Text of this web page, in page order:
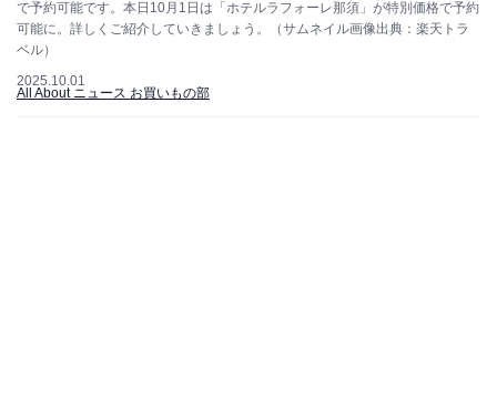
で予約可能です。本日10月1日は「ホテルラフォーレ那須」が特別価格で予約
可能に。詳しくご紹介していきましょう。（サムネイル画像出典：楽天トラ
ベル）
2025.10.01
All About ニュース お買いもの部